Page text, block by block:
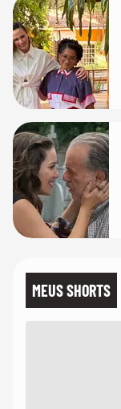
MEUS SHORTS